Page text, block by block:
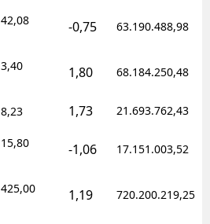
42,08 -0,75 63.190.488,98
3,40 1,80 68.184.250,48
8,23 1,73 21.693.762,43
15,80 -1,06 17.151.003,52
425,00 1,19 720.200.219,25